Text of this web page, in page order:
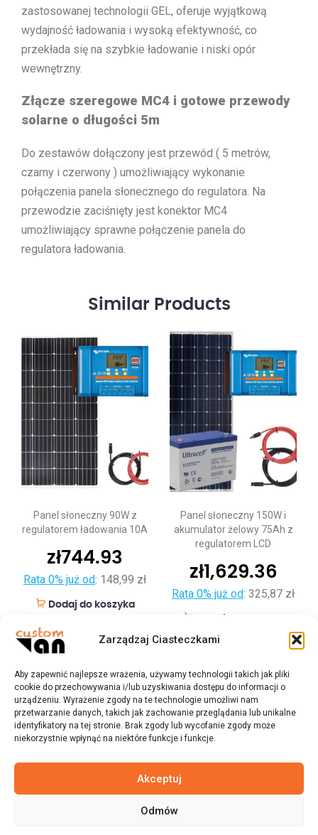
Zarządzaj Ciasteczkami
Aby zapewnić najlepsze wrażenia, używamy technologii takich jak pliki
cookie do przechowywania i/lub uzyskiwania dostępu do informacji o
urządzeniu. Wyrażenie zgody na te technologie umożliwi nam
przetwarzanie danych, takich jak zachowanie przeglądania lub unikalne
identyfikatory na tej stronie. Brak zgody lub wycofanie zgody może
niekorzystnie wpłynąć na niektóre funkcje i funkcje.
Akceptuj
Odmów
zastosowanej technologii GEL, oferuje wyjątkową
wydajność ładowania i wysoką efektywność, co
przekłada się na szybkie ładowanie i niski opór
wewnętrzny.
Złącze szeregowe MC4 i gotowe przewody
solarne o długości 5m
Do zestawów dołączony jest przewód ( 5 metrów,
czarny i czerwony ) umożliwiający wykonanie
połączenia panela słonecznego do regulatora. Na
przewodzie zaciśnięty jest konektor MC4
umożliwiający sprawne połączenie panela do
regulatora ładowania.
Similar Products
Panel słoneczny 90W z
regulatorem ładowania 10A
zł744.93
Rata 0% już od: 148,99 zł
Dodaj do koszyka
Panel słoneczny 150W i
akumulator żelowy 75Ah z
regulatorem LCD
zł1,629.36
Rata 0% już od: 325,87 zł